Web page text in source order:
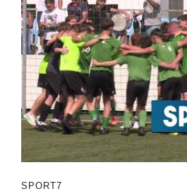
SPORT7